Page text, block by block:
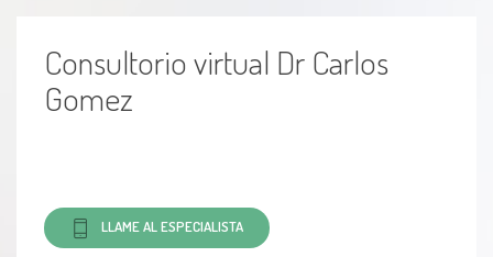
Patología del cuello uterino
Displasia cervical
Consultorio virtual Dr Carlos
Gomez
LLAME AL ESPECIALISTA